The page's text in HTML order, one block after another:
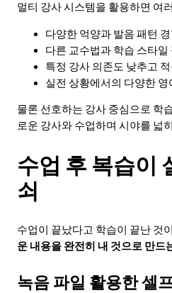
멀티 강사 시스템을 활용하면 여
다양한 억양과 발음 패턴 경
다른 교수법과 학습 스타일
특정 강사 의존도 낮추고
실전 상황에서의 다양한
물론 선호하는 강사 중심으로 학
로운 강사와 수업하며 시야를 넓
수업 후 복습이
쇠
수업이 끝났다고 학습이 끝난 것
운 내용을 완전히 내 것으로 만드
녹음 파일 활용한 셀